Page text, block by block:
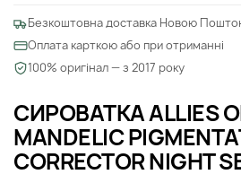
СИРОВАТКА ALLIES
MANDELIC
CORRECTOR NIGHT
Безкоштовна доставка Новою
Оплата карткою або при отриманні
100% оригінал — з 2017 року